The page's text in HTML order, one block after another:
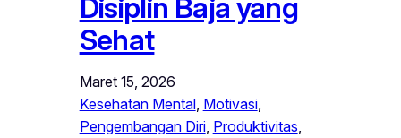
Disiplin Baja yang
Sehat
Maret 15, 2026
Kesehatan Mental, Motivasi
Pengembangan Diri, Produktivitas